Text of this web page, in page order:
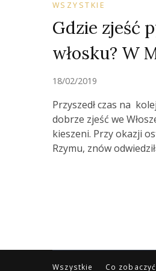
WSZYSTKIE
Gdzie zjeść
włosku? W
18/02/2019
Przyszedł czas na
dobrze zjeść we
kieszeni. Przy okazji
Rzymu, znów
Wszystkie Co zobaczyć